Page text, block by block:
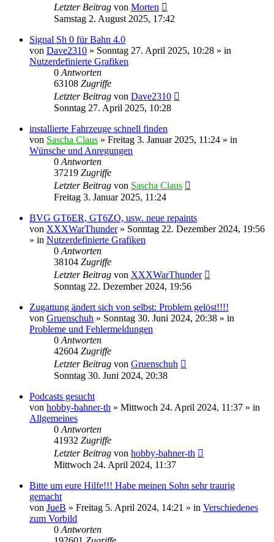
Letzter Beitrag von Morten
Samstag 2. August 2025, 17:42
Signal Sh 0 für Bahn 4.0
von Dave2310 » Sonntag 27. April 2025, 10:28 » in
Nutzerdefinierte Grafiken
0 Antworten
63108 Zugriffe
Letzter Beitrag von Dave2310
Sonntag 27. April 2025, 10:28
installierte Fahrzeuge schnell finden
von Sascha Claus » Freitag 3. Januar 2025, 11:24 » in
Wünsche und Anregungen
0 Antworten
37219 Zugriffe
Letzter Beitrag von Sascha Claus
Freitag 3. Januar 2025, 11:24
BVG GT6ER, GT6ZO, usw. neue repaints
von XXXWarThunder» Sonntag 22. Dezember 2024, 19:56
» in Nutzerdefinierte Grafiken
0 Antworten
38104 Zugriffe
Letzter Beitrag von XXXWarThunder
Sonntag 22. Dezember 2024, 19:56
Zugattung ändert sich von selbst: Problem gelöst!!!!
von Gruenschuh » Sonntag 30. Juni 2024, 20:38 » in
Probleme und Fehlermeldungen
0 Antworten
42604 Zugriffe
Letzter Beitrag von Gruenschuh
Sonntag 30. Juni 2024, 20:38
Podcasts gesucht
von hobby-bahner-th » Mittwoch 24. April 2024, 11:37 » in
Allgemeines
0 Antworten
41932 Zugriffe
Letzter Beitrag von hobby-bahner-th
Mittwoch 24. April 2024, 11:37
Bitte um eure Hilfe!!! Habe meinen Sohn sehr traurig
gemacht
von JueB » Freitag 5. April 2024, 14:21 » in Verschiedenes
zum Vorbild
0 Antworten